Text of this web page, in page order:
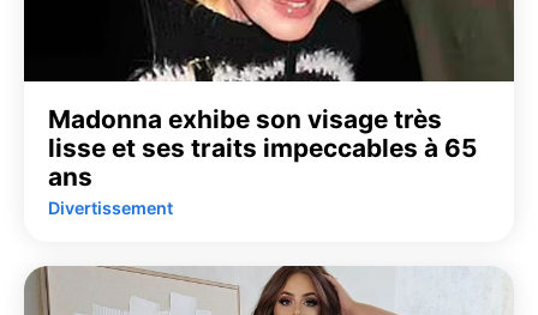
Madonna exhibe son visage très
lisse et ses traits impeccables à 65
ans
Divertissement